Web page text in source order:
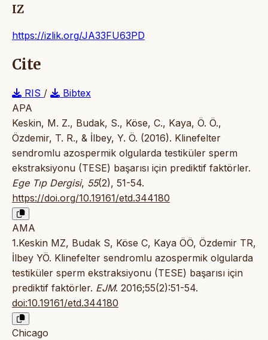
IZ
https://izlik.org/JA33FU63PD
Cite
RIS /
Bibtex
APA
Keskin, M. Z., Budak, S., Köse, C., Kaya, Ö. Ö.,
Özdemir, T. R., & İlbey, Y. Ö. (2016). Klinefelter
sendromlu azospermik olgularda testiküler sperm
ekstraksiyonu (TESE) başarısı için prediktif faktörler.
Ege Tıp Dergisi, 55(2), 51-54.
https://doi.org/10.19161/etd.344180
AMA
1.Keskin MZ, Budak S, Köse C, Kaya ÖÖ, Özdemir TR,
İlbey YÖ. Klinefelter sendromlu azospermik olgularda
testiküler sperm ekstraksiyonu (TESE) başarısı için
prediktif faktörler. EJM. 2016;55(2):51-54.
doi:10.19161/etd.344180
Chicago